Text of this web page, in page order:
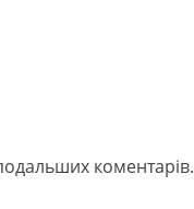
коментарів.